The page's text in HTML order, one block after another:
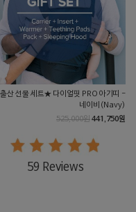
산 선물 세트★ 다이얼핏 PRO 아기띠 -
네이비(Navy)
525,000원441,750원
59 Reviews